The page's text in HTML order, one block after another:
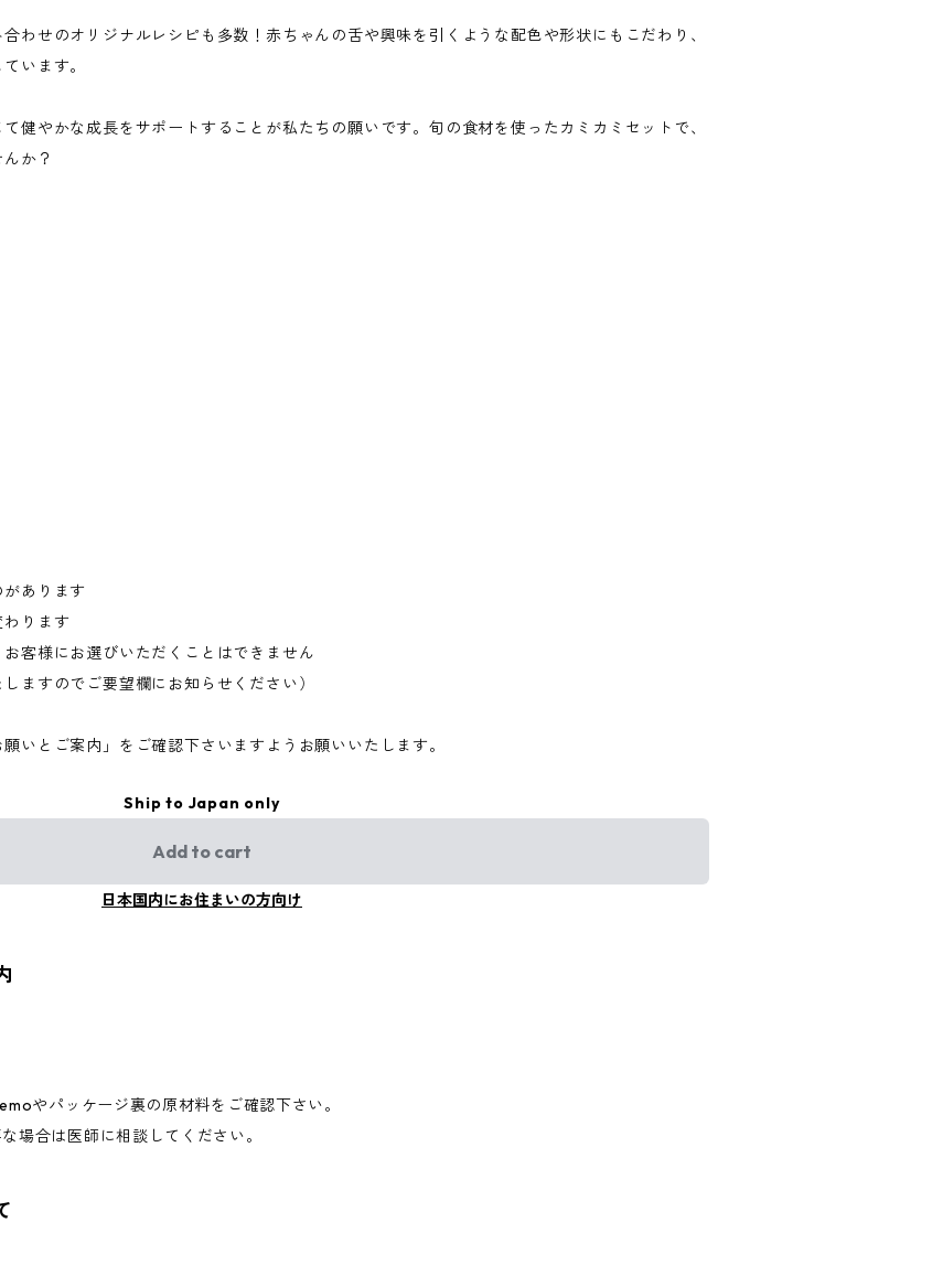
わせのオリジナルレシピも多数！赤ちゃんの舌や興味を引くような配色や形状にもこだわり、
います。
健やかな成長をサポートすることが私たちの願いです。旬の食材を使ったカミカミセットで、
か？
あります
ります
客様にお選びいただくことはできません
ますのでご要望欄にお知らせください）
いとご案内」をご確認下さいますようお願いいたします。
Ship to Japan only
Add to cart
日本国内にお住まいの方向け
やパッケージ裏の原材料をご確認下さい。
場合は医師に相談してください。